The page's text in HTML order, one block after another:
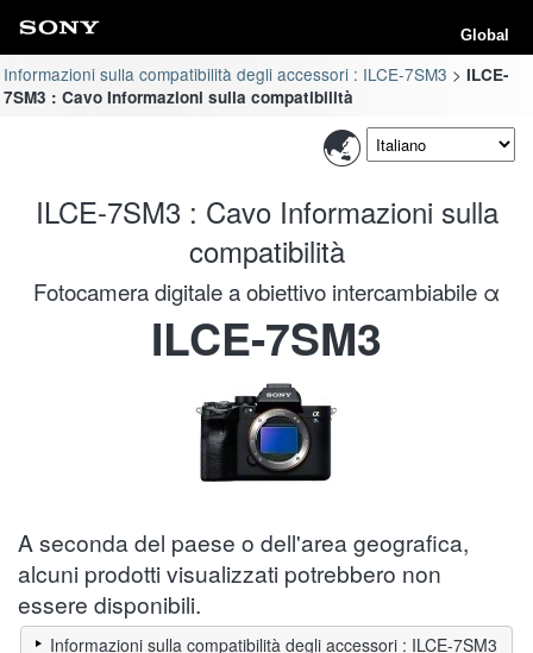
Global
Informazioni sulla compatibilità degli accessori : ILCE-7SM3
ILCE-
7SM3 : Cavo Informazioni sulla compatibilità
ILCE-7SM3 : Cavo Informazioni sulla
compatibilità
Fotocamera digitale a obiettivo intercambiabile α
ILCE-7SM3
A seconda del paese o dell'area geografica,
alcuni prodotti visualizzati potrebbero non
essere disponibili.
Informazioni sulla compatibilità degli accessori : ILCE-7SM3